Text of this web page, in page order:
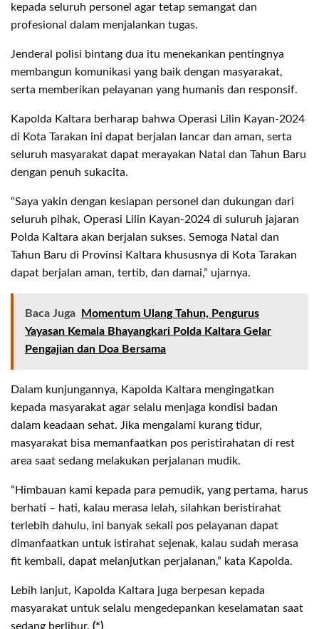
kepada seluruh personel agar tetap semangat dan
profesional dalam menjalankan tugas.
Jenderal polisi bintang dua itu menekankan pentingnya
membangun komunikasi yang baik dengan masyarakat,
serta memberikan pelayanan yang humanis dan responsif.
Kapolda Kaltara berharap bahwa Operasi Lilin Kayan-2024
di Kota Tarakan ini dapat berjalan lancar dan aman, serta
seluruh masyarakat dapat merayakan Natal dan Tahun Baru
dengan penuh sukacita.
“Saya yakin dengan kesiapan personel dan dukungan dari
seluruh pihak, Operasi Lilin Kayan-2024 di suluruh jajaran
Polda Kaltara akan berjalan sukses. Semoga Natal dan
Tahun Baru di Provinsi Kaltara khususnya di Kota Tarakan
dapat berjalan aman, tertib, dan damai,” ujarnya.
Baca Juga
Momentum Ulang Tahun, Pengurus
Yayasan Kemala Bhayangkari Polda Kaltara Gelar
Pengajian dan Doa Bersama
Dalam kunjungannya, Kapolda Kaltara mengingatkan
kepada masyarakat agar selalu menjaga kondisi badan
dalam keadaan sehat. Jika mengalami kurang tidur,
masyarakat bisa memanfaatkan pos peristirahatan di rest
area saat sedang melakukan perjalanan mudik.
“Himbauan kami kepada para pemudik, yang pertama, harus
berhati – hati, kalau merasa lelah, silahkan beristirahat
terlebih dahulu, ini banyak sekali pos pelayanan dapat
dimanfaatkan untuk istirahat sejenak, kalau sudah merasa
fit kembali, dapat melanjutkan perjalanan,” kata Kapolda.
Lebih lanjut, Kapolda Kaltara juga berpesan kepada
masyarakat untuk selalu mengedepankan keselamatan saat
sedang berlibur. (*)